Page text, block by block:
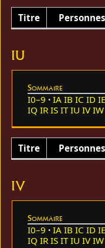
Titre
IU
Sommaire
I0–9 IA IB IC ID IE
IQ IR IS IT IU IV IW
Titre
IV
Sommaire
I0–9 IA IB IC ID IE
IQ IR IS IT IU IV IW